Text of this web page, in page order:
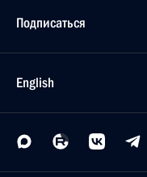
Подписаться
English